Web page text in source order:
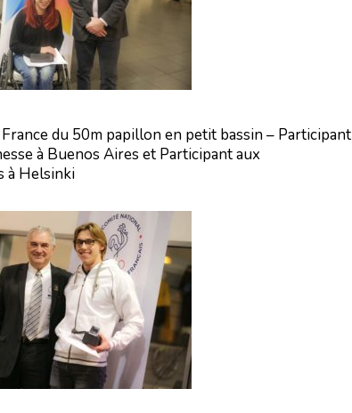
du 50m papillon en petit bassin – Participant
à Buenos Aires et Participant aux
à Helsinki